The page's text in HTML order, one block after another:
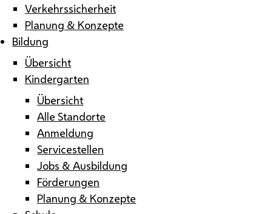
Verkehrssicherheit
Planung & Konzepte
Bildung
Übersicht
Kindergarten
Übersicht
Alle Standorte
Anmeldung
Servicestellen
Jobs & Ausbildung
Förderungen
Planung & Konzepte